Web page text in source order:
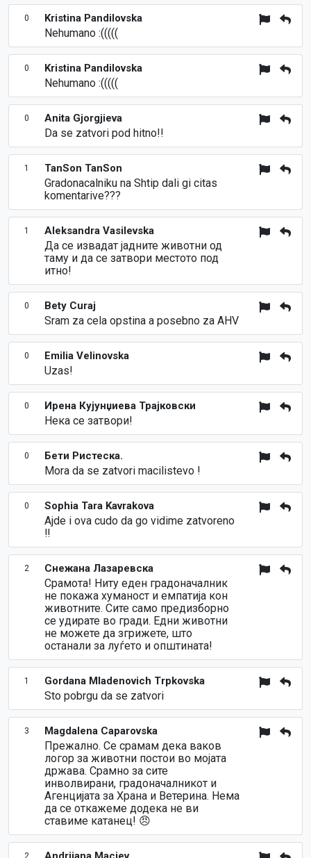
0 Kristina Pandilovska
Nehumano :(((((
0 Kristina Pandilovska
Nehumano :(((((
0 Anita Gjorgjieva
Da se zatvori pod hitno!!
1 TanSon TanSon
Gradonacalniku na Shtip dali gi citas
komentarive???
1 Aleksandra Vasilevska
Да се извадат јадните животни од
таму и да се затвори местото под
итно!
0 Bety Curaj
Sram za cela opstina a posebno za AHV
0 Emilia Velinovska
Uzas!
0 Ирена Кујунџиева Трајковски
Нека се затвори!
0 Бети Ристеска.
Mora da se zatvori macilistevo !
0 Sophia Tara Kavrakova
Ajde i ova cudo da go vidime zatvoreno
‼️
2 Снежана Лазаревска
Срамота! Ниту еден градоначалник
не покажа хуманост и емпатија кон
животните. Сите само предизборно
се удирате во гради. Едни животни
не можете да згрижете, што
останали за луѓето и општината!
1 Gordana Mladenovich Trpkovska
Sto pobrgu da se zatvori
3 Magdalena Caparovska
Прежално. Се срамам дека ваков
логор за животни постои во мојата
држава. Срамно за сите
инволвирани, градоначалникот и
Агенцијата за Храна и Ветерина. Нема
да се откажеме додека не ви
ставиме катанец! 😠
2